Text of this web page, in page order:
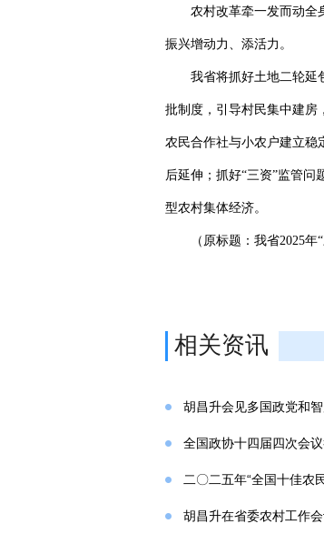
农村改革牵一发而动全
振兴增动力、添活力。
我省将抓好土地二轮延
批制度，引导村民集中建房
农民合作社与小农户建立稳
后延伸；抓好“三资”监管
型农村集体经济。
（原标题：我省2025年
相关资讯
胡昌升会见多国政党和
全国政协十四届四次会
二〇二五年“全国十佳农
胡昌升在省委农村工作